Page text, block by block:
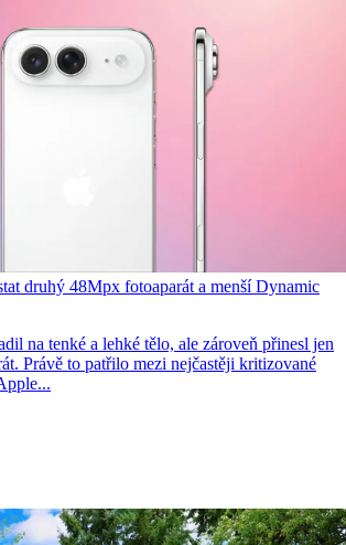
druhý 48Mpx fotoaparát a menší Dynamic
na tenké a lehké tělo, ale zároveň přinesl jen
Právě to patřilo mezi nejčastěji kritizované